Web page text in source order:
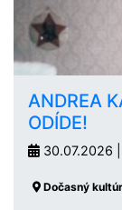
ANDREA
ODÍDE!
30.07.2026
Dočasný